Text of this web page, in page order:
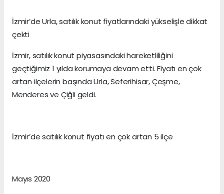
İzmir’de Urla, satılık konut fiyatlarındaki yükselişle dikkat
çekti
İzmir, satılık konut piyasasındaki hareketliliğini
geçtiğimiz 1 yılda korumaya devam etti. Fiyatı en çok
artan ilçelerin başında Urla, Seferihisar, Çeşme,
Menderes ve Çiğli geldi.
İzmir’de satılık konut fiyatı en çok artan 5 ilçe
Mayıs 2020